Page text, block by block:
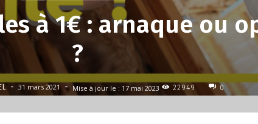
à 1€ : arnaque ou
?
- 31 mars 2021 - Mise à jour le : 17 mai 2023 22949 0